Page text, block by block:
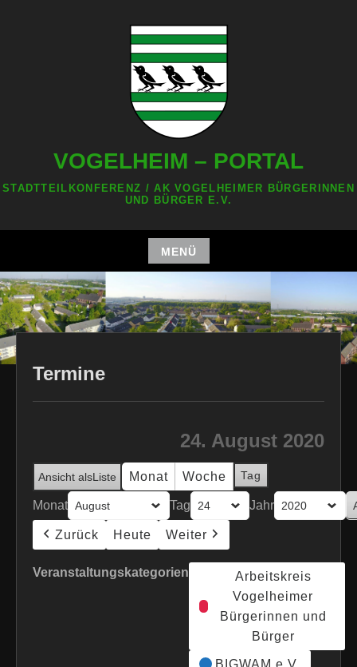
VOGELHEIM – PORTAL
STADTTEILKONFERENZ / AK VOGELHEIMER BÜRGERINNEN
UND BÜRGER E.V.
MENÜ
Zum
Inhalt
springen
Termine
24. August 2020
Ansicht alsListe Monat Woche Tag
Monat Tag Jahr
Zurück Heute Weiter
Veranstaltungskategorien
Arbeitskreis
Vogelheimer
Bürgerinnen und
Bürger
BIGWAM e.V.